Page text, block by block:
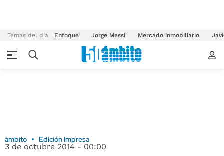
Temas del día Enfoque Jorge Messi Mercado inmobiliario
ámbito Edición Impresa
3 de octubre 2014 - 00:00